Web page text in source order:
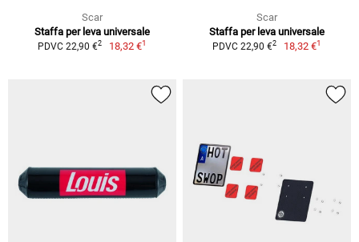
Scar
Staffa per leva universale
PDVC 22,90 €2 18,32 €1
Scar
Staffa per leva universale
PDVC 22,90 €2 18,32 €1